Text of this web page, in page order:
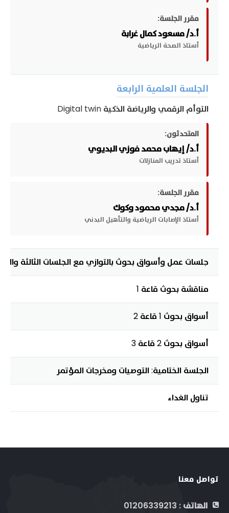
مقرر الجلسة:
أ.د/ مسعود كمال غرابة
أستاذ الصحة الرياضية
الجلسة العلمية الرابعة
التوأم الرقمي والرياضة الذكية Digital twin
المتحدثون:
أ.د/ إيهاب محمد فوزي البديوي
أستاذ تدريب المنازلات
مقرر الجلسة:
أ.د/ مجدي محمود وكوك
أستاذ الإصابات الرياضية والتأهيل البدني
جلسات عمل وأسواق بحوث بالتوازي مع الجلسات الثالثة
مناقشة بحوث قاعة 1
أسواق بحوث 1 قاعة 2
أسواق بحوث 2 قاعة 3
الجلسة الختامية: التوصيات ومخرجات المؤتمر
تناول الغداء
تواصل معنا
الهاتف : 01206339213